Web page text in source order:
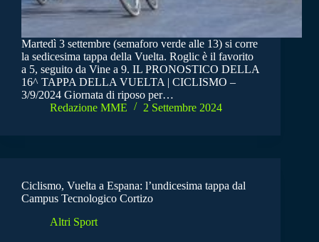
Martedì 3 settembre (semaforo verde alle 13) si corre
la sedicesima tappa della Vuelta. Roglic è il favorito
a 5, seguito da Vine a 9. IL PRONOSTICO DELLA
16^ TAPPA DELLA VUELTA | CICLISMO –
3/9/2024 Giornata di riposo per…
Redazione MME
2 Settembre 2024
Ciclismo, Vuelta a Espana: l’undicesima tappa dal
Campus Tecnologico Cortizo
Altri Sport